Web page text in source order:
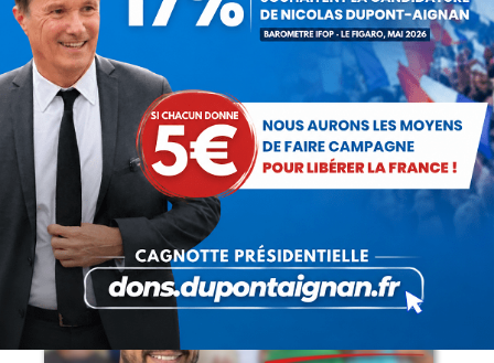
Lorsque tout flambe et que l’État
s’affaisse.